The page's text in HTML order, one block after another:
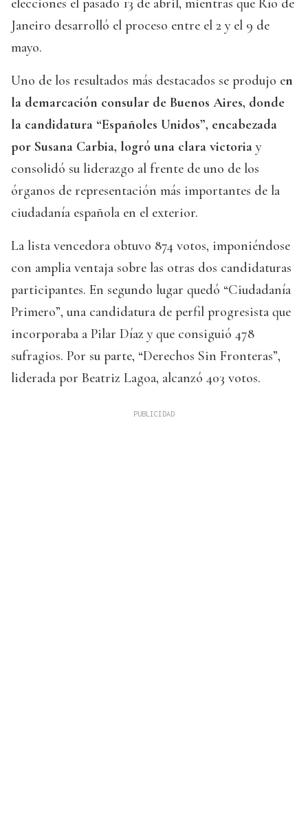
elecciones el pasado 13 de abril, mientras que Río de
Janeiro desarrolló el proceso entre el 2 y el 9 de
mayo.
Uno de los resultados más destacados se produjo en
la demarcación consular de Buenos Aires, donde
la candidatura “Españoles Unidos”, encabezada
por Susana Carbia, logró una clara victoria y
consolidó su liderazgo al frente de uno de los
órganos de representación más importantes de la
ciudadanía española en el exterior.
La lista vencedora obtuvo 874 votos, imponiéndose
con amplia ventaja sobre las otras dos candidaturas
participantes. En segundo lugar quedó “Ciudadanía
Primero”, una candidatura de perfil progresista que
incorporaba a Pilar Díaz y que consiguió 478
sufragios. Por su parte, “Derechos Sin Fronteras”,
liderada por Beatriz Lagoa, alcanzó 403 votos.